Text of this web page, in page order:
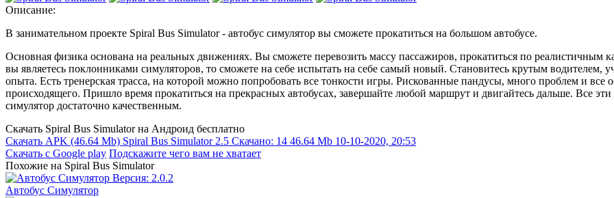
Описание:
В занимательном проекте Spiral Bus Simulator - автобус симулятор вы сможете прокатиться на большом автобусе.
Основная физика основана на реальных движениях. Вы сможете перевозить массу пассажиров, прокатиться по реалистичным
вы являетесь поклонниками симуляторов, то сможете на себе испытать на себе самый новый. Становитесь крутым водителем,
опыта. Есть тренерская трасса, на которой можно попробовать все тонкости игры. Рискованные пандусы, много проблем и все
происходящего. Пришло время прокатиться на прекрасных автобусах, завершайте любой маршрут и двигайтесь дальше. Все
симулятор достаточно качественным.
Скачать Spiral Bus Simulator на Андроид бесплатно
Скачать APK (46.64 Mb) Spiral Bus Simulator 2.5 Скачано: 14 46.64 Mb 10-10-2020, 20:53
Скачать с Google play Подскажите чего вам не хватает
Похожие на Spiral Bus Simulator
Автобус Симулятор